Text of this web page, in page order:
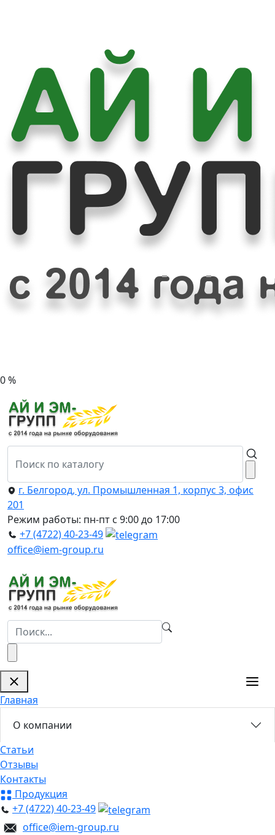
0 %
г. Белгород, ул. Промышленная 1, корпус 3, офис
201
Режим работы: пн-пт с 9:00 до 17:00
+7 (4722) 40-23-49
office@iem-group.ru
Главная
О компании
Статьи
Отзывы
Контакты
Продукция
+7 (4722) 40-23-49
office@iem-group.ru